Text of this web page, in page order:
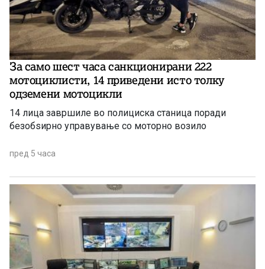
За само шест часа санкционирани 222
мотоциклисти, 14 приведени исто толку
одземени мотоцикли
14 лица завршиле во полициска станица поради
безобѕирно управување со моторно возило
пред 5 часа